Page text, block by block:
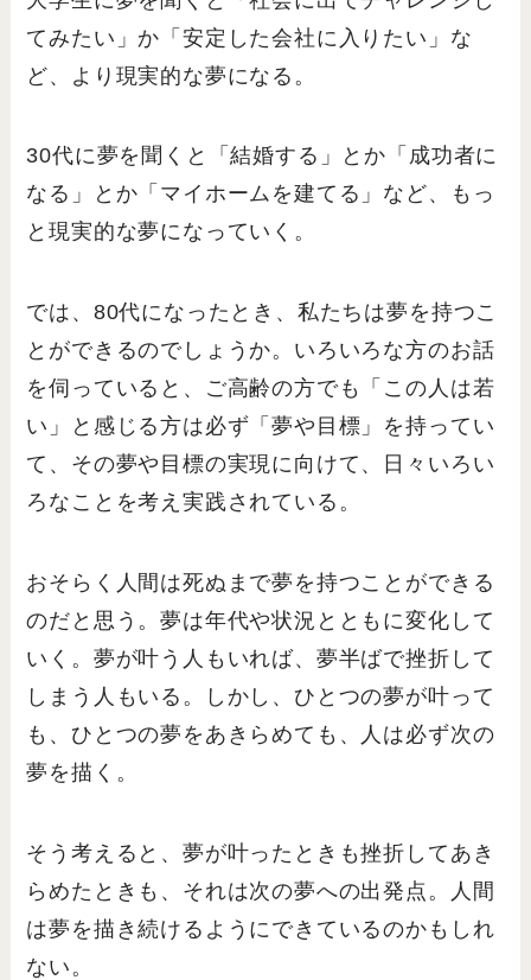
てみたい」か「安定した会社に入りたい」な
ど、より現実的な夢になる。
30代に夢を聞くと「結婚する」とか「成功者に
なる」とか「マイホームを建てる」など、もっ
と現実的な夢になっていく。
では、80代になったとき、私たちは夢を持つこ
とができるのでしょうか。いろいろな方のお話
を伺っていると、ご高齢の方でも「この人は若
い」と感じる方は必ず「夢や目標」を持ってい
て、その夢や目標の実現に向けて、日々いろい
ろなことを考え実践されている。
おそらく人間は死ぬまで夢を持つことができる
のだと思う。夢は年代や状況とともに変化して
いく。夢が叶う人もいれば、夢半ばで挫折して
しまう人もいる。しかし、ひとつの夢が叶って
も、ひとつの夢をあきらめても、人は必ず次の
夢を描く。
そう考えると、夢が叶ったときも挫折してあき
らめたときも、それは次の夢への出発点。人間
は夢を描き続けるようにできているのかもしれ
ない。